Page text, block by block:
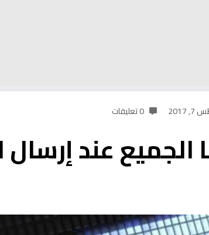
0 تعليقات
الجميع عند إرسال